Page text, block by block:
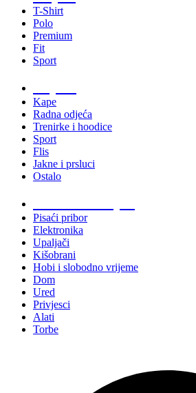
T-Shirt
Polo
Premium
Fit
Sport
Kape
Radna odjeća
Trenirke i hoodice
Sport
Flis
Jakne i prsluci
Ostalo
Pisaći pribor
Elektronika
Upaljači
Kišobrani
Hobi i slobodno vrijeme
Dom
Ured
Privjesci
Alati
Torbe